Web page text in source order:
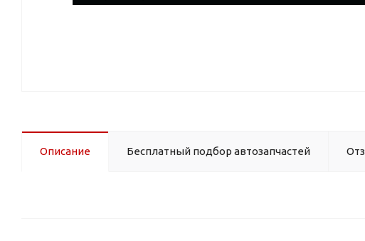
Описание Бесплатный подбор автозапчастей